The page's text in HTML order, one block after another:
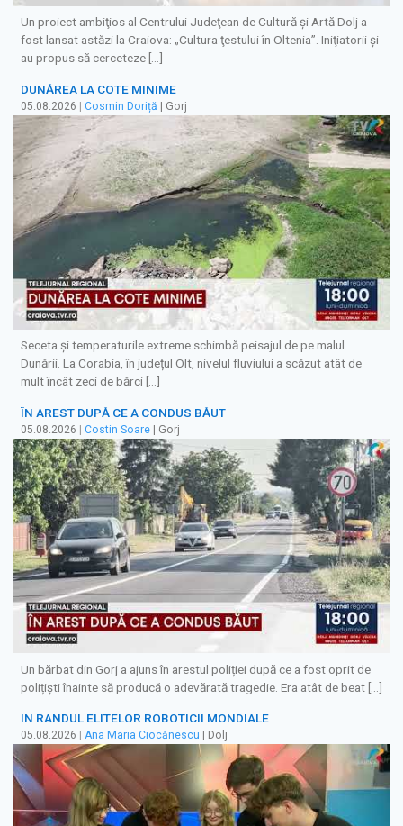
Un proiect ambiţios al Centrului Judeţean de Cultură şi Artă Dolj a
fost lansat astăzi la Craiova: „Cultura ţestului în Oltenia”. Iniţiatorii şi-
au propus să cerceteze […]
DUNĂREA LA COTE MINIME
05.08.2026 | Cosmin Doriță | Gorj
Seceta și temperaturile extreme schimbă peisajul de pe malul
Dunării. La Corabia, în județul Olt, nivelul fluviului a scăzut atât de
mult încât zeci de bărci […]
ÎN AREST DUPĂ CE A CONDUS BĂUT
05.08.2026 Costin Soare | Gorj
Un bărbat din Gorj a ajuns în arestul poliției după ce a fost oprit de
polițiști înainte să producă o adevărată tragedie. Era atât de beat […]
ÎN RÂNDUL ELITELOR ROBOTICII MONDIALE
05.08.2026 Ana Maria Ciocănescu | Dolj